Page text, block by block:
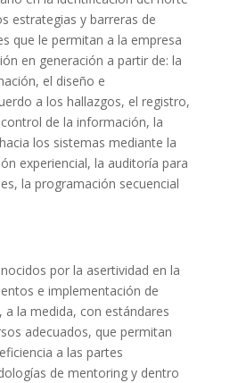
estrategias y barreras de
que le permitan a la empresa
en generación a partir de: la
el diseño e
a los hallazgos, el registro,
de la información, la
los sistemas mediante la
experiencial, la auditoría para
la programación secuencial
por la asertividad en la
e implementación de
la medida, con estándares
adecuados, que permitan
a las partes
de mentoring y dentro